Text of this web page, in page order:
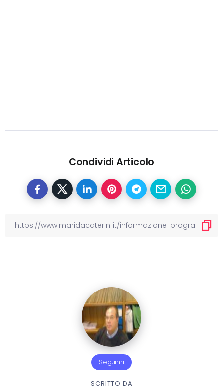
Condividi Articolo
Seguimi
SCRITTO DA